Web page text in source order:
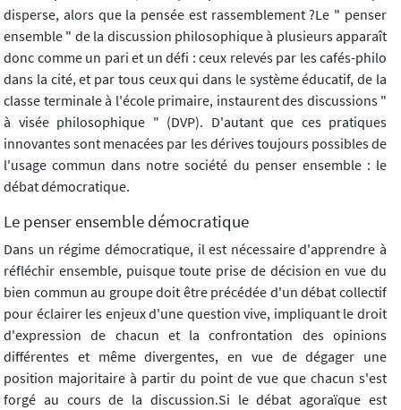
disperse, alors que la pensée est rassemblement ?Le " penser
ensemble " de la discussion philosophique à plusieurs apparaît
donc comme un pari et un défi : ceux relevés par les cafés-philo
dans la cité, et par tous ceux qui dans le système éducatif, de la
classe terminale à l'école primaire, instaurent des discussions "
à visée philosophique " (DVP). D'autant que ces pratiques
innovantes sont menacées par les dérives toujours possibles de
l'usage commun dans notre société du penser ensemble : le
débat démocratique.
Le penser ensemble démocratique
Dans un régime démocratique, il est nécessaire d'apprendre à
réfléchir ensemble, puisque toute prise de décision en vue du
bien commun au groupe doit être précédée d'un débat collectif
pour éclairer les enjeux d'une question vive, impliquant le droit
d'expression de chacun et la confrontation des opinions
différentes et même divergentes, en vue de dégager une
position majoritaire à partir du point de vue que chacun s'est
forgé au cours de la discussion.Si le débat agoraïque est